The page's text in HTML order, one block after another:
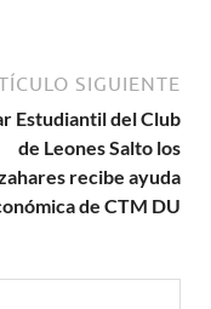
SIGUIENTE
Estudiantil del Club
de Leones Salto los
recibe ayuda
de CTM DU